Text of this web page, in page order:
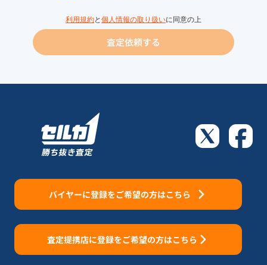
利用規約と 個人情報の取り扱いに同意の上
査定依頼する
バイヤーに登録をご希望の方はこちら
査定提携店に登録をご希望の方はこちら